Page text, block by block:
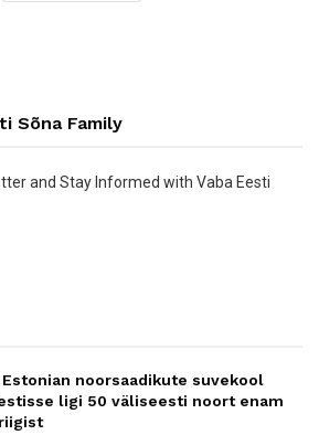
Sõna Family
and Stay Informed with Vaba Eesti
noorsaadikute suvekool
ligi 50 väliseesti noort enam